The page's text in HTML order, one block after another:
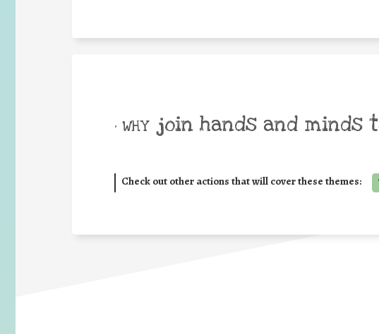
• WHY join hands and minds
Check out other actions that will cover these themes: